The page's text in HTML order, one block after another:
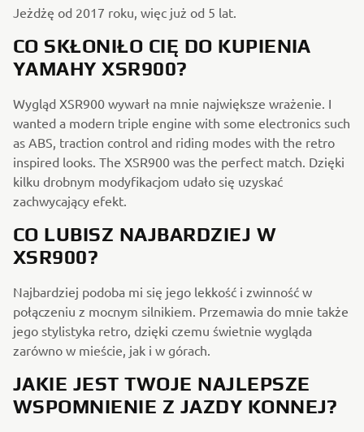
Jeżdżę od 2017 roku, więc już od 5 lat.
CO SKŁONIŁO CIĘ DO KUPIENIA
YAMAHY XSR900?
Wygląd XSR900 wywarł na mnie największe wrażenie. I
wanted a modern triple engine with some electronics such
as ABS, traction control and riding modes with the retro
inspired looks. The XSR900 was the perfect match. Dzięki
kilku drobnym modyfikacjom udało się uzyskać
zachwycający efekt.
CO LUBISZ NAJBARDZIEJ W
XSR900?
Najbardziej podoba mi się jego lekkość i zwinność w
połączeniu z mocnym silnikiem. Przemawia do mnie także
jego stylistyka retro, dzięki czemu świetnie wygląda
zarówno w mieście, jak i w górach.
JAKIE JEST TWOJE NAJLEPSZE
WSPOMNIENIE Z JAZDY KONNEJ?